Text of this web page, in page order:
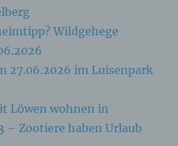
Wildgehege
27.06.2026 im Luisenpark
Löwen wohnen in
– Zootiere haben Urlaub
oder indirekt,
Zuordnung zu einer
Namen, zu einer
zu einer
zu einem oder mehreren
die Ausdruck der
genetischen,
kulturellen oder
natürlichen Person
kann.